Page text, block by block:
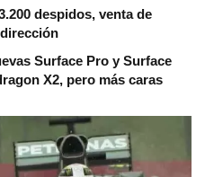
despidos, venta de
Surface Pro y Surface
X2, pero más caras